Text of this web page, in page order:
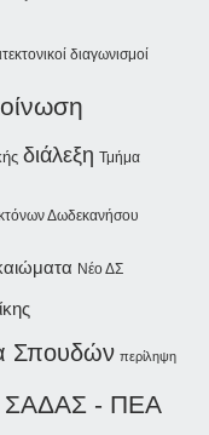
διαγωνισμοί
διάλεξη Τμήμα
Δωδεκανήσου
Νέο ΔΣ
Σπουδών περίληψη
ΣΑΔΑΣ - ΠΕΑ